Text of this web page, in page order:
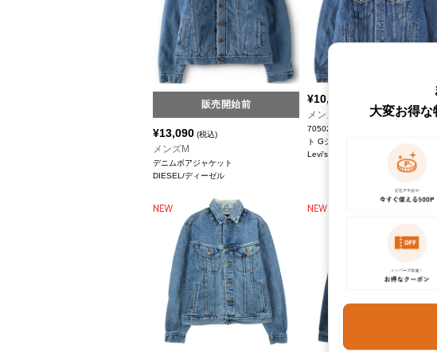
販売開始前
¥13,090 (税込)
メンズM
デニムボアジャケット
DIESEL/ディーゼル
¥10,890
メンズXL
70502-07 ユーロモデル デニムジャ
ト Gジャン
Levi's/リーバイス
大変お得な